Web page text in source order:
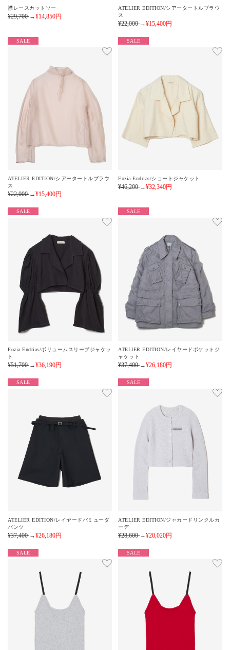
襟レースカットソー
¥29,700→¥14,850円
ATELIER EDITION/シアータートルブラウ
ス
¥22,000→¥15,400円
SALE
ATELIER EDITION/シアータートルブラウ
ス
¥22,000→¥15,400円
SALE
Fozia Endrias/ショートジャケット
¥46,200→¥32,340円
SALE
Fozia Endrias/ボリュームスリーブジャケッ
ト
¥51,700→¥36,190円
SALE
ATELIER EDITION/レイヤードポケットジ
ャケット
¥37,400→¥26,180円
SALE
ATELIER EDITION/レイヤードバミューダ
パンツ
¥37,400→¥26,180円
SALE
ATELIER EDITION/ジャカードリンクルカ
ーデ
¥28,600→¥20,020円
SALE SALE